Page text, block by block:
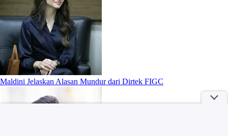
Maldini Jelaskan Alasan Mundur dari Dirtek FIGC